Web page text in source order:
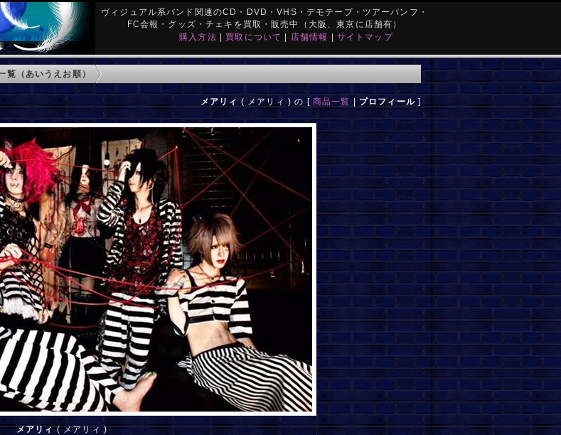
ヴィジュアル系バンド関連のCD・DVD・VHS・デモテープ・ツアーパンフ・
FC会報・グッズ・チェキを買取・販売中（大阪、東京に店舗有）
購入方法 | 買取について | 店舗情報 | サイトマップ
覧（あいうえお順）
メアリィ ( メアリィ ) の [ 商品一覧 | プロフィール]
メアリィ( メアリィ )